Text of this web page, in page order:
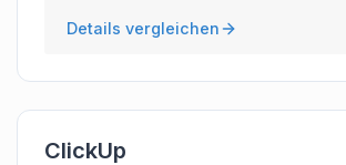
Details vergleichen
ClickUp